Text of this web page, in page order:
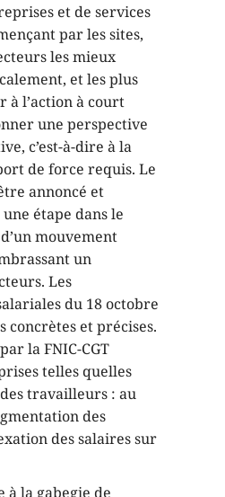
et de services
par les sites,
les mieux
et les plus
à l’action à court
une perspective
c’est-à-dire à la
de force requis. Le
annoncé et
étape dans le
mouvement
un
Les
du 18 octobre
concrètes et précises.
la FNIC-CGT
telles quelles
des travailleurs : au
des
des salaires sur
à la gabegie de